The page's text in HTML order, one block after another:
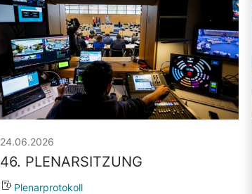
24.06.2026
46. PLENARSITZUNG
Plenarprotokoll